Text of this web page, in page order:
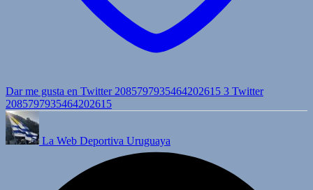
Dar me gusta en Twitter 2085797935464202615 3 Twitter
2085797935464202615
La Web Deportiva Uruguaya